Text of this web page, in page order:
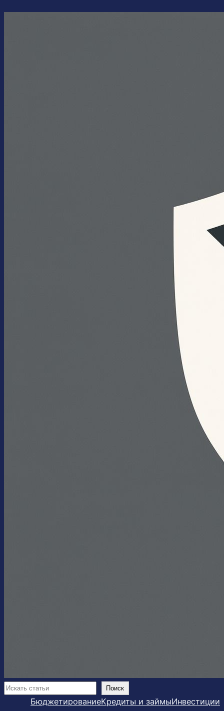
Перейти
Поиск Поиск
БюджетированиеКредиты и займыИнвестиции